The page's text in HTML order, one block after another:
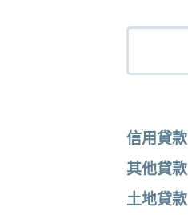
信用貸款
其他貸款
土地貸款